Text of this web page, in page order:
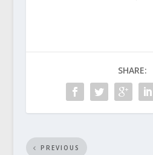
SHARE:
PREVIOUS